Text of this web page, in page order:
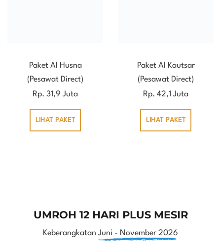
Paket Al Husna
(Pesawat Direct)
Rp. 31,9 Juta
LIHAT PAKET
Paket Al Kautsar
(Pesawat Direct)
Rp. 42,1 Juta
LIHAT PAKET
UMROH 12 HARI PLUS MESIR
Keberangkatan Juni - November 2026